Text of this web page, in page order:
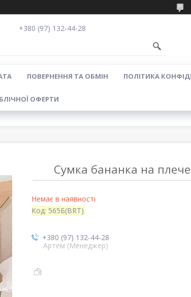
+380 (97) 132-44-28
ПОВЕРНЕННЯ ТА ОБМІН ПОЛІТИКА
ОФЕРТИ
Сумка бананка на
Немає в наявності
Код: 565Б(BRT)
+380 (97) 132-44-28
Артем (Менеджер)